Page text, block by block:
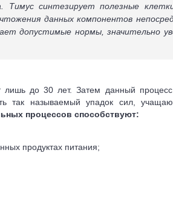
Тимус синтезирует полезные
данных компонентов
допустимые нормы, значительно
лишь до 30 лет. Затем данный процесс
так называемый упадок сил,
процессов способствуют:
продуктах питания;